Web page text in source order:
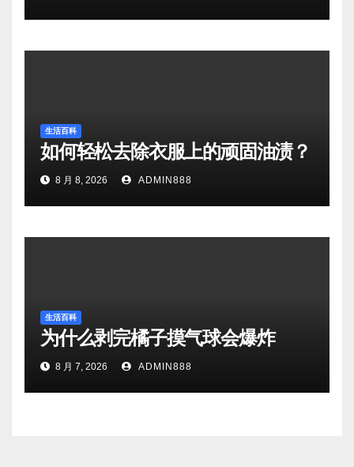
生活百科
如何轻松去除衣服上的顽固油渍？
8 月 8, 2026 ADMIN888
生活百科
为什么剥完橘子摸气球会爆炸
8 月 7, 2026 ADMIN888